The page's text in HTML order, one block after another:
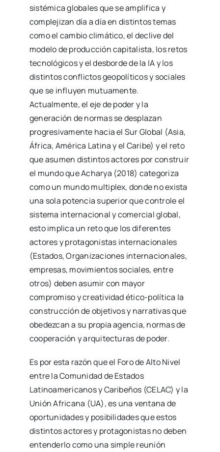
sistémica globales que se amplifica y
complejizan día a día en distintos temas
como el cambio climático, el declive del
modelo de producción capitalista, los retos
tecnológicos y el desborde de la IA y los
distintos conflictos geopolíticos y sociales
que se influyen mutuamente.
Actualmente, el eje de poder y la
generación de normas se desplazan
progresivamente hacia el Sur Global (Asia,
África, América Latina y el Caribe) y el reto
que asumen distintos actores por construir
el mundo que Acharya (2018) categoriza
como un mundo multiplex, donde no exista
una sola potencia superior que controle el
sistema internacional y comercial global,
esto implica un reto que los diferentes
actores y protagonistas internacionales
(Estados, Organizaciones internacionales,
empresas, movimientos sociales, entre
otros) deben asumir con mayor
compromiso y creatividad ético-política la
construcción de objetivos y narrativas que
obedezcan a su propia agencia, normas de
cooperación y arquitecturas de poder.
Es por esta razón que el Foro de Alto Nivel
entre la Comunidad de Estados
Latinoamericanos y Caribeños (CELAC) y la
Unión Africana (UA), es una ventana de
oportunidades y posibilidades que estos
distintos actores y protagonistas no deben
entenderlo como una simple reunión